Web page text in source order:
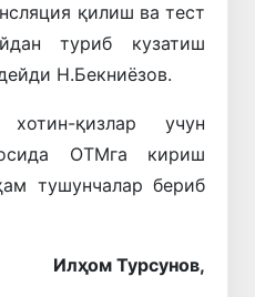
қилиш ва тест
туриб кузатиш
Н.Бекниёзов.
қизлар учун
ОТМга кириш
тушунчалар бериб
Илҳом Турсунов,